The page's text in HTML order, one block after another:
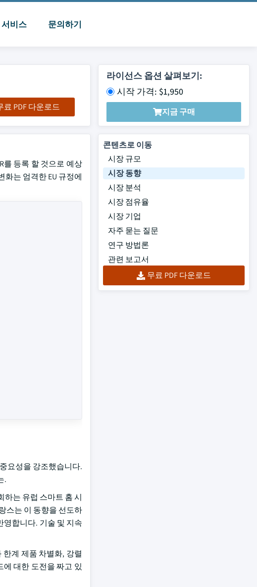
비스 문의하기
료 PDF 다운로드
라이선스 옵션 살펴보기:
시작 가격: $1,950
지금 구매
를 등록 할 것으로 예상
는 엄격한 EU 규정에
요성을 강조했습니다.
.
는 유럽 스마트 홈 시
스는 이 동향을 선도하
영합니다. 기술 및 지속
계 제품 차별화, 강렬
대한 도전을 짜고 있
콘텐츠로 이동
시장 규모
시장 동향
시장 분석
시장 점유율
시장 기업
자주 묻는 질문
연구 방법론
관련 보고서
무료 PDF 다운로드